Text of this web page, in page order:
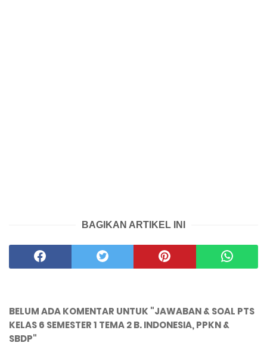
BAGIKAN ARTIKEL INI
BELUM ADA KOMENTAR UNTUK "JAWABAN & SOAL PTS
KELAS 6 SEMESTER 1 TEMA 2 B. INDONESIA, PPKN &
SBDP"